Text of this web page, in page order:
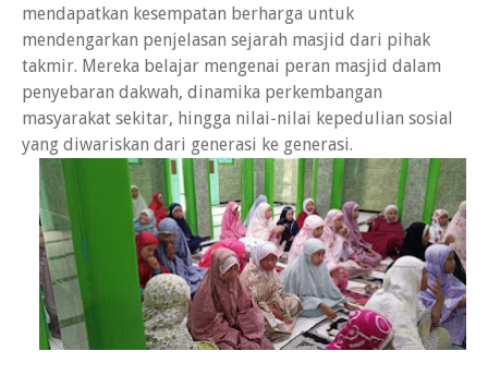
mendapatkan kesempatan berharga untuk
mendengarkan penjelasan sejarah masjid dari pihak
takmir. Mereka belajar mengenai peran masjid dalam
penyebaran dakwah, dinamika perkembangan
masyarakat sekitar, hingga nilai-nilai kepedulian sosial
yang diwariskan dari generasi ke generasi.